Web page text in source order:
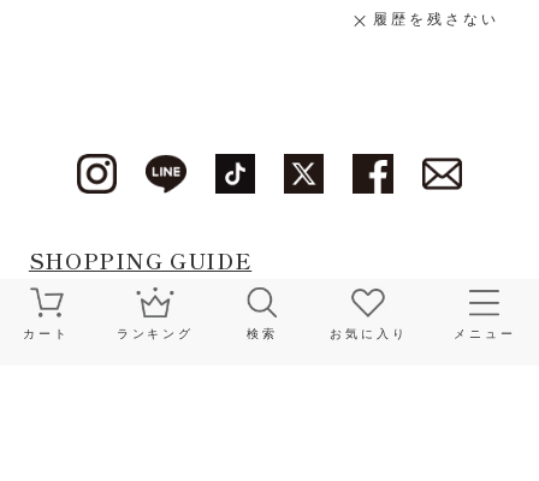
カート ランキング 検索 お気に入り メニュー
履歴を残さない
SHOPPING GUIDE
OVERSEAS SHOPPING